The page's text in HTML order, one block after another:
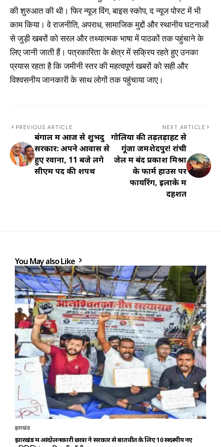
की शुरुआत की थी। फिर न्यूज विंग, बाइस स्कोप, द न्यूज पोस्ट में भी
काम किया। वे राजनीति, अपराध, सामाजिक मुद्दों और स्थानीय घटनाओं
से जुड़ी खबरों को सरल और तथ्यात्मक भाषा में पाठकों तक पहुंचाने के
लिए जानी जाती हैं। पत्रकारिता के क्षेत्र में सक्रिय रहते हुए उनका
प्रयास रहता है कि जमीनी स्तर की महत्वपूर्ण खबरों को सही और
विश्वसनीय जानकारी के साथ लोगों तक पहुंचाया जाए।
PREVIOUS ARTICLE
बंगाल में आज से शुभेंदु
सरकार: अपने आवास से
हुए रवाना, 11 बजे लेंगे
सीएम पद की शपथ
NEXT ARTICLE
गोलियों की तड़तड़ाहट से
गूंजा जमशेदपुर! रांची
जेल में बंद प्रकाश मिश्रा
के फार्म हाउस पर
फायरिंग, इलाके में
दहशत
You May also Like
झारखंड
झारखंड में आंदोलनकारी छात्रों ने सरकार से बातचीत के लिए 10 सदस्यीय नए